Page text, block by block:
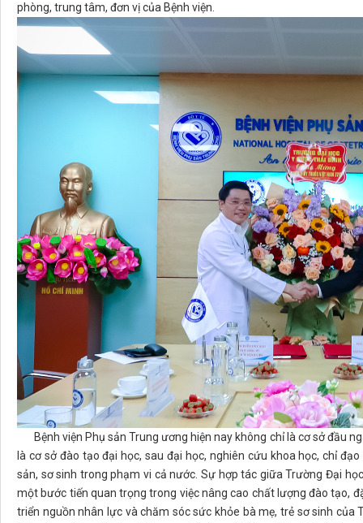
phòng, trung tâm, đơn vị của Bệnh viện.
Bệnh viện Phụ sản Trung ương hiện nay không chỉ là cơ sở đầu
là cơ sở đào tạo đại học, sau đại học, nghiên cứu khoa học, chỉ
sản, sơ sinh trong phạm vi cả nước. Sự hợp tác giữa Trường Đại
một bước tiến quan trọng trong việc nâng cao chất lượng đào tạo,
triển nguồn nhân lực và chăm sóc sức khỏe bà mẹ, trẻ sơ sinh của